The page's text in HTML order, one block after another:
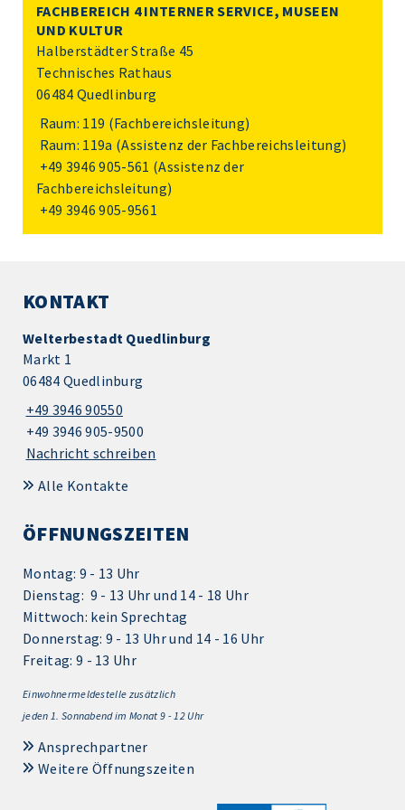
FACHBEREICH 4 INTERNER SERVICE, MUSEEN
UND KULTUR
Halberstädter Straße 45
Technisches Rathaus
06484 Quedlinburg
Raum: 119 (Fachbereichsleitung)
Raum: 119a (Assistenz der Fachbereichsleitung)
+49 3946 905-561 (Assistenz der
Fachbereichsleitung)
+49 3946 905-9561
KONTAKT
Welterbestadt Quedlinburg
Markt 1
06484 Quedlinburg
+49 3946 90550
+49 3946 905-9500
Nachricht schreiben
Alle Kontakte
ÖFFNUNGSZEITEN
Montag: 9 - 13 Uhr
Dienstag: 9 - 13 Uhr und 14 - 18 Uhr
Mittwoch: kein Sprechtag
Donnerstag: 9 - 13 Uhr und 14 - 16 Uhr
Freitag: 9 - 13 Uhr
Einwohnermeldestelle zusätzlich
jeden 1. Sonnabend im Monat 9 - 12 Uhr
Ansprechpartner
Weitere Öffnungszeiten